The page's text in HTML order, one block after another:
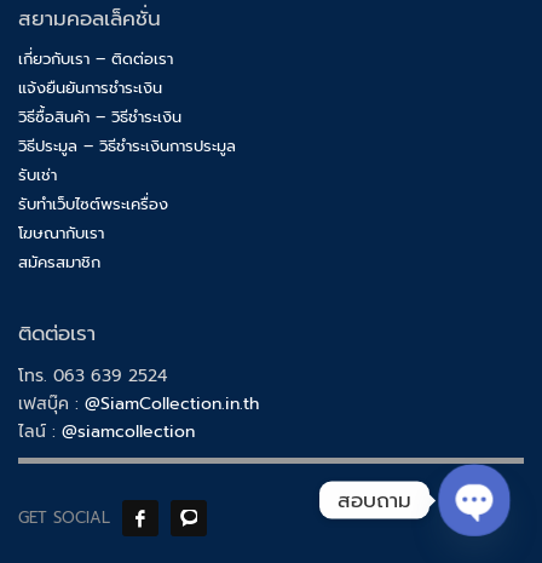
สยามคอลเล็คชั่น
เกี่ยวกับเรา – ติดต่อเรา
แจ้งยืนยันการชำระเงิน
วิธีซื้อสินค้า – วิธีชำระเงิน
วิธีประมูล – วิธีชำระเงินการประมูล
รับเช่า
รับทำเว็บไซต์พระเครื่อง
โฆษณากับเรา
สมัครสมาชิก
ติดต่อเรา
โทร. 063 639 2524
เฟสบุ๊ค : @SiamCollection.in.th
ไลน์ : @siamcollection
GET SOCIAL
สอบถาม
Open